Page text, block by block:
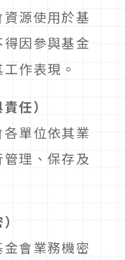
源使用於基
因參與基金
作表現。
任）
單位依其業
理、保存及
會業務機密